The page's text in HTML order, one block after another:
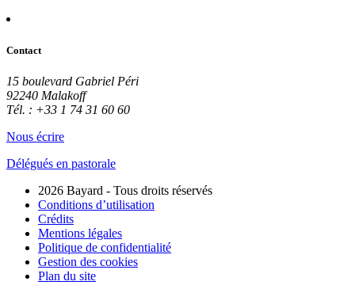
Contact
15 boulevard Gabriel Péri
92240 Malakoff
Tél. : +33 1 74 31 60 60
Nous écrire
Délégués en pastorale
2026 Bayard - Tous droits réservés
Conditions d’utilisation
Crédits
Mentions légales
Politique de confidentialité
Gestion des cookies
Plan du site